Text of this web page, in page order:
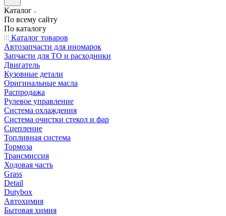
Каталог
По всему сайту
По каталогу
Каталог товаров
Автозапчасти для иномарок
Запчасти для ТО и расходники
Двигатель
Кузовные детали
Оригинальные масла
Распродажа
Рулевое управление
Система охлаждения
Система очистки стекол и фар
Сцепление
Топливная система
Тормоза
Трансмиссия
Ходовая часть
Grass
Detail
Dutybox
Автохимия
Бытовая химия